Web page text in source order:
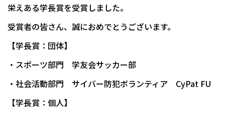
栄えある学長賞を受賞しました。
受賞者の皆さん、誠におめでとうございます。
【学長賞：団体】
・スポーツ部門 学友会サッカー部
・社会活動部門 サイバー防犯ボランティア CyPat FU
【学長賞：個人】